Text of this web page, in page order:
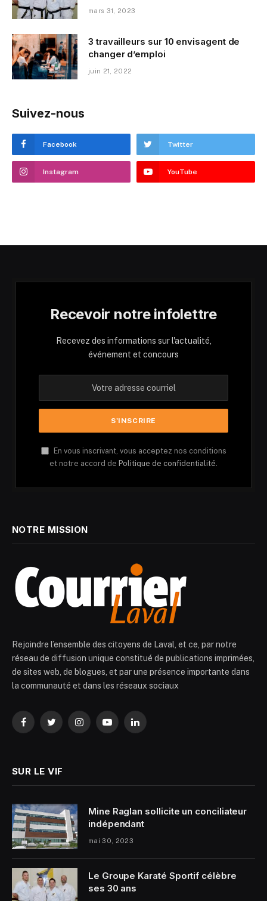
mars 31, 2023
3 travailleurs sur 10 envisagent de
changer d’emploi
juin 21, 2022
Suivez-nous
Facebook Twitter
Instagram YouTube
Recevoir notre infolettre
Recevez des informations sur l'actualité,
événement et concours
En vous inscrivant, vous acceptez nos conditions
et notre accord de Politique de confidentialité.
NOTRE MISSION
Rejoindre l’ensemble des citoyens de Laval, et ce, par notre
réseau de diffusion unique constitué de publications imprimées,
de sites web, de blogues, et par une présence importante dans
la communauté et dans les réseaux sociaux
FacebookTwitterInstagramYouTubeLinkedIn
SUR LE VIF
Mine Raglan sollicite un conciliateur
indépendant
mai 30, 2023
Le Groupe Karaté Sportif célèbre
ses 30 ans